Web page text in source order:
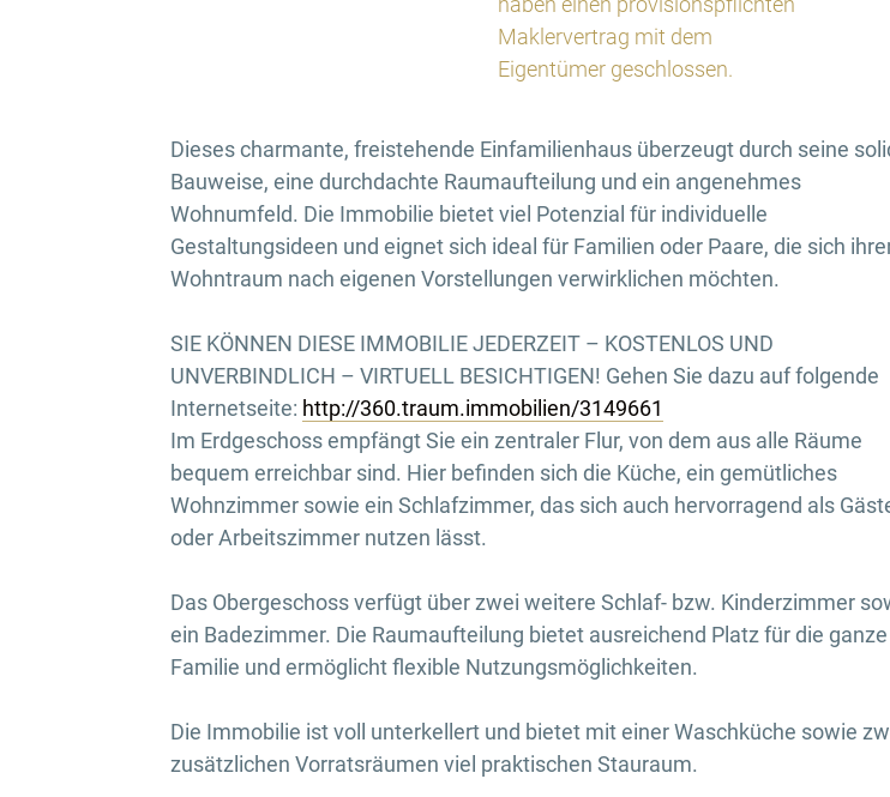
Maklervertrag mit dem
Eigentümer geschlossen.
Dieses charmante, freistehende Einfamilienhaus überzeugt durch seine
Bauweise, eine durchdachte Raumaufteilung und ein angenehmes
Wohnumfeld. Die Immobilie bietet viel Potenzial für individuelle
Gestaltungsideen und eignet sich ideal für Familien oder Paare, die sich
Wohntraum nach eigenen Vorstellungen verwirklichen möchten.
SIE KÖNNEN DIESE IMMOBILIE JEDERZEIT – KOSTENLOS UND
UNVERBINDLICH – VIRTUELL BESICHTIGEN! Gehen Sie dazu auf folgende
Internetseite: http://360.traum.immobilien/3149661
Im Erdgeschoss empfängt Sie ein zentraler Flur, von dem aus alle Räume
bequem erreichbar sind. Hier befinden sich die Küche, ein gemütliches
Wohnzimmer sowie ein Schlafzimmer, das sich auch hervorragend als
oder Arbeitszimmer nutzen lässt.
Das Obergeschoss verfügt über zwei weitere Schlaf- bzw. Kinderzimmer
ein Badezimmer. Die Raumaufteilung bietet ausreichend Platz für die ganze
Familie und ermöglicht flexible Nutzungsmöglichkeiten.
Die Immobilie ist voll unterkellert und bietet mit einer Waschküche sowie
zusätzlichen Vorratsräumen viel praktischen Stauraum.